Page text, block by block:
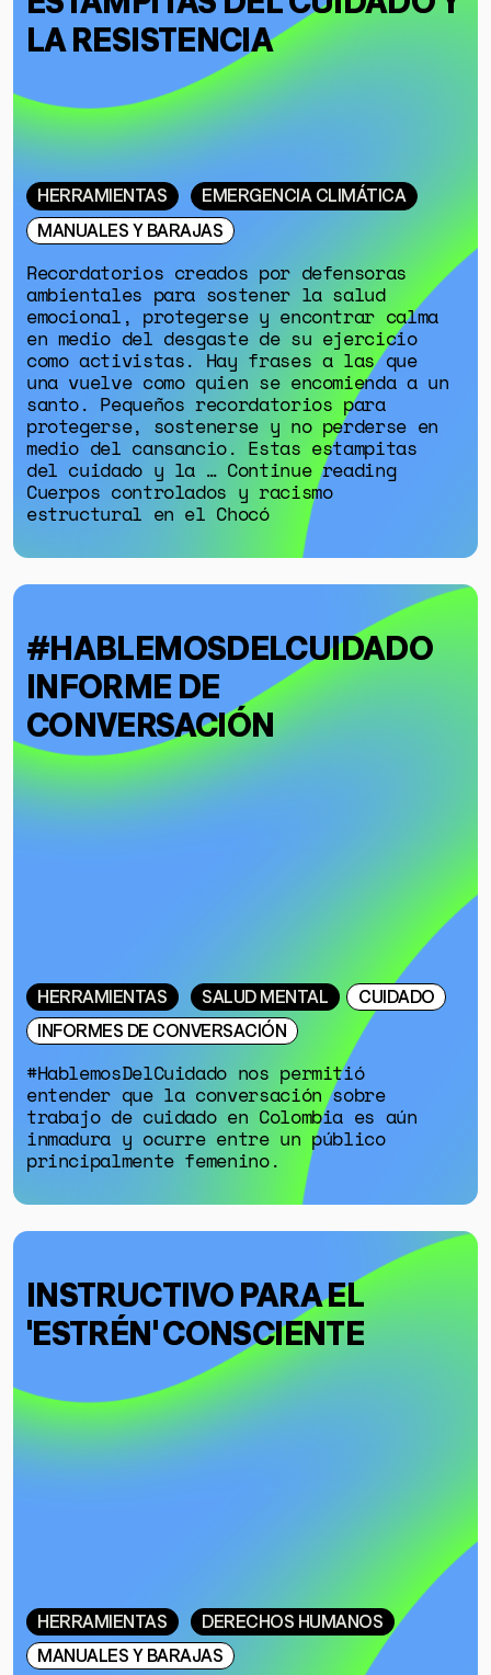
LA RESISTENCIA
HERRAMIENTAS
EMERGENCIA CLIMÁTICA
MANUALES Y BARAJAS
Recordatorios creados por defensoras
ambientales para sostener la salud
emocional, protegerse y encontrar calma
en medio del desgaste de su ejercicio
como activistas. Hay frases a las que
una vuelve como quien se encomienda a un
santo. Pequeños recordatorios para
protegerse, sostenerse y no perderse en
medio del cansancio. Estas estampitas
del cuidado y la … Continue reading
Cuerpos controlados y racismo
estructural en el Chocó
#HABLEMOSDELCUIDADO
INFORME DE
CONVERSACIÓN
HERRAMIENTAS SALUD MENTAL
CUIDADO
INFORMES DE CONVERSACIÓN
#HablemosDelCuidado nos permitió
entender que la conversación sobre
trabajo de cuidado en Colombia es aún
inmadura y ocurre entre un público
principalmente femenino.
INSTRUCTIVO PARA EL
'ESTRÉN' CONSCIENTE
HERRAMIENTAS
DERECHOS HUMANOS
MANUALES Y BARAJAS